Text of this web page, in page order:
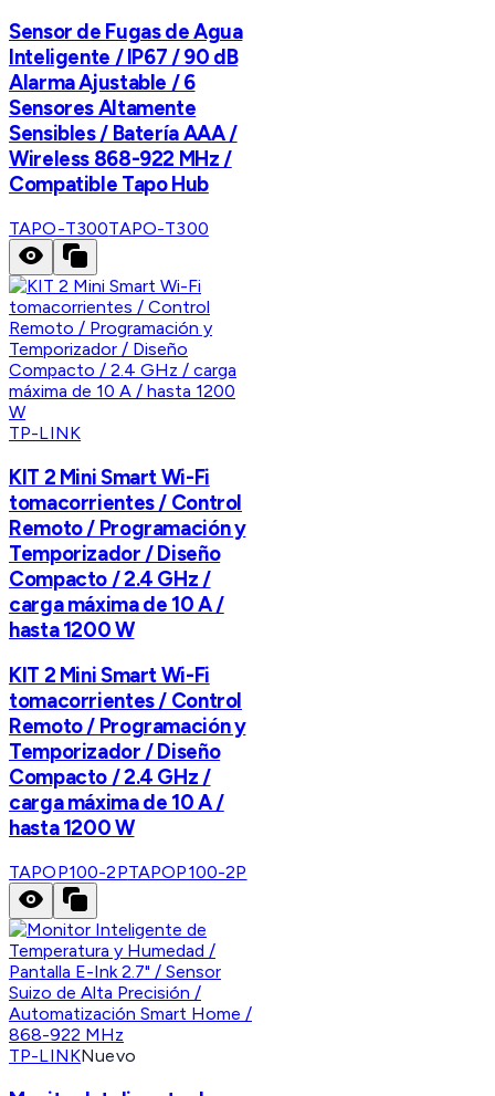
Sensor de Fugas de Agua
Inteligente / IP67 / 90 dB
Alarma Ajustable / 6
Sensores Altamente
Sensibles / Batería AAA /
Wireless 868-922 MHz /
Compatible Tapo Hub
TAPO-T300TAPO-T300
TP-LINK
KIT 2 Mini Smart Wi-Fi
tomacorrientes / Control
Remoto / Programación y
Temporizador / Diseño
Compacto / 2.4 GHz /
carga máxima de 10 A /
hasta 1200 W
KIT 2 Mini Smart Wi-Fi
tomacorrientes / Control
Remoto / Programación y
Temporizador / Diseño
Compacto / 2.4 GHz /
carga máxima de 10 A /
hasta 1200 W
TAPOP100-2PTAPOP100-2P
TP-LINKNuevo